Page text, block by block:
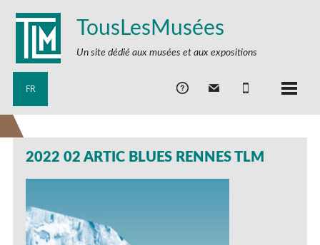
TousLesMusées
Un site dédié aux musées et aux expositions
FR
2022 02 ARTIC BLUES RENNES TLM